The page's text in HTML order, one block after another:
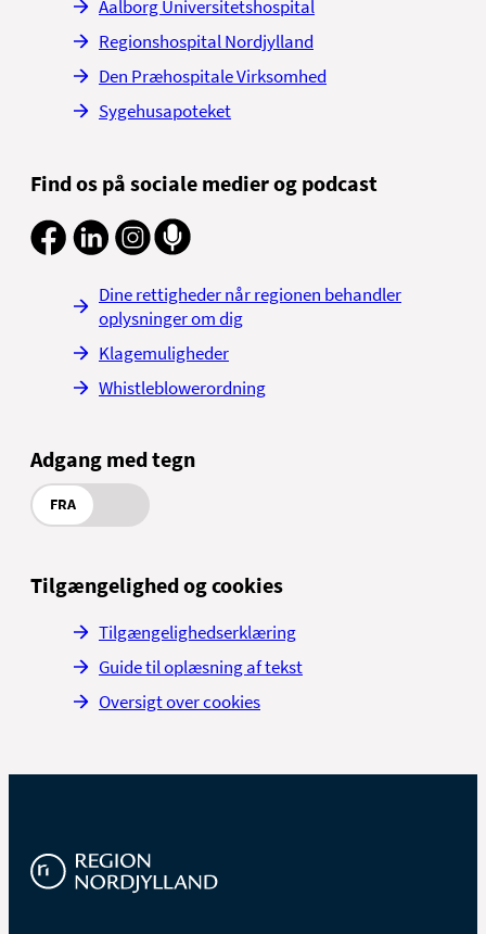
Aalborg Universitetshospital
Regionshospital Nordjylland
Den Præhospitale Virksomhed
Sygehusapoteket
Find os på sociale medier og podcast
Dine rettigheder når regionen behandler
oplysninger om dig
Klagemuligheder
Whistleblowerordning
Adgang med tegn
FRA
Tilgængelighed og cookies
Tilgængelighedserklæring
Guide til oplæsning af tekst
Oversigt over cookies